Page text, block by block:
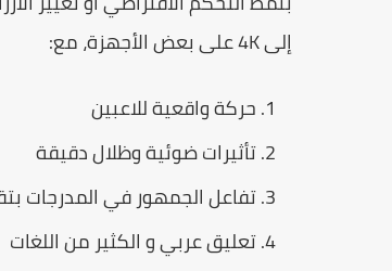
إلى 4K على بعض الأجهزة، مع:
حركة واقعية للاعبين
تأثيرات ضوئية وظلال دقيقة
تفاعل الجمهور في المدرجات
تعليق عربي و الكثير من اللغات